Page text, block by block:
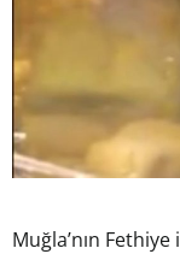
Muğla’nın